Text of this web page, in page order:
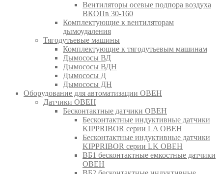
Вентиляторы осевые подпора воздуха
ВКОПв 30-160
Комплектующие к вентиляторам
дымоудаления
Тягодутьевые машины
Комплектующие к тягодутьевым машинам
Дымососы ВД
Дымососы ВДН
Дымососы Д
Дымососы ДН
Оборудование для автоматизации ОВЕН
Датчики ОВЕН
Бесконтактные датчики ОВЕН
Бесконтактные индуктивные датчики
KIPPRIBOR серии LA ОВЕН
Бесконтактные индуктивные датчики
KIPPRIBOR серии LK ОВЕН
ВБ1 бесконтактные емкостные датчики
ОВЕН